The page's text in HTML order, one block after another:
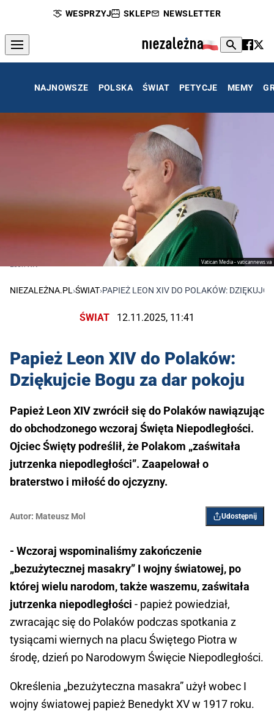
WESPRZYJ SKLEP NEWSLETTER
NAJNOWSZE POLSKA ŚWIAT PETYCJE MEMY
Vatican Media - vaticannews.va
Leon XIV
NIEZALEŻNA.PL ›ŚWIAT›PAPIEŻ LEON XIV DO POLAKÓW:
ŚWIAT 12.11.2025, 11:41
Papież Leon XIV do Polaków:
Dziękujcie Bogu za dar pokoju
Papież Leon XIV zwrócił się do Polaków nawiązując
do obchodzonego wczoraj Święta Niepodległości.
Ojciec Święty podreślił, że Polakom „zaświtała
jutrzenka niepodległości”. Zaapelował o
braterstwo i miłość do ojczyzny.
Autor: Mateusz Mol Udostępnij
- Wczoraj wspominaliśmy zakończenie
„bezużytecznej masakry” I wojny światowej, po
której wielu narodom, także waszemu, zaświtała
jutrzenka niepodległości - papież powiedział,
zwracając się do Polaków podczas spotkania z
tysiącami wiernych na placu Świętego Piotra w
środę, dzień po Narodowym Święcie Niepodległości.
Określenia „bezużyteczna masakra” użył wobec I
wojny światowej papież Benedykt XV w 1917 roku.